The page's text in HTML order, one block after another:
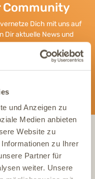
und Anzeigen zu
Medien anbieten
Website zu
zu Ihrer
Partner für
weiter. Unsere
Community
Dich mit uns auf
Dir aktuelle News und